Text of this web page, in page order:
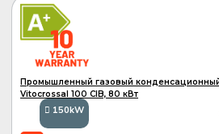
150kW
A
A+
Промышленный газовый
Vitocrossal 100 CIB, 80 кВт